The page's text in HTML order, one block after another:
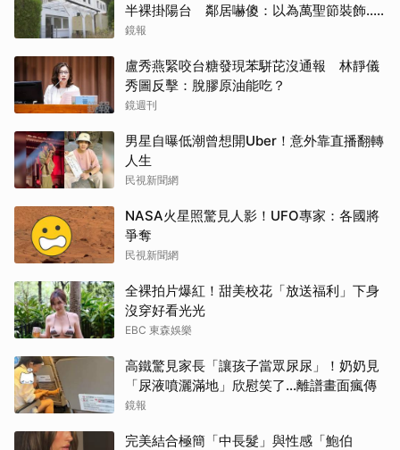
半裸掛陽台 鄰居嚇傻：以為萬聖節裝飾...
主謀竟與妻小同住
鏡報
盧秀燕緊咬台糖發現苯駢芘沒通報 林靜儀
秀圖反擊：脫膠原油能吃？
鏡週刊
男星自曝低潮曾想開Uber！意外靠直播翻轉
人生
民視新聞網
NASA火星照驚見人影！UFO專家：各國將
爭奪
民視新聞網
全裸拍片爆紅！甜美校花「放送福利」下身
沒穿好看光光
EBC 東森娛樂
高鐵驚見家長「讓孩子當眾尿尿」！奶奶見
「尿液噴灑滿地」欣慰笑了…離譜畫面瘋傳
鏡報
完美結合極簡「中長髮」與性感「鮑伯